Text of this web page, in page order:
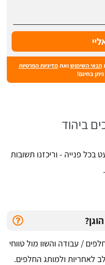
תנאי השימושואתמדיניות הפרטיות
בחינם!
ביהוד
פנייה - וריכזנו תשובות
חלפים / עבודה והשוו מול טווחי
לאחריות ולמותג החלפים.